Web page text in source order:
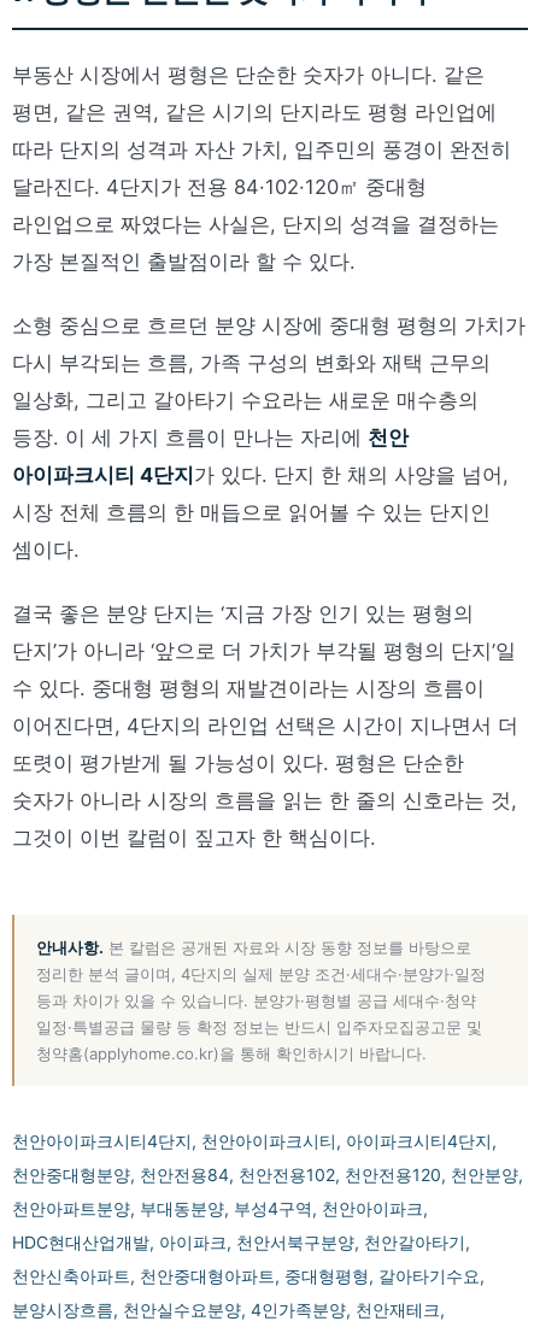
부동산 시장에서 평형은 단순한 숫자가 아니다. 같은
평면, 같은 권역, 같은 시기의 단지라도 평형 라인업에
따라 단지의 성격과 자산 가치, 입주민의 풍경이 완전히
달라진다. 4단지가 전용 84·102·120㎡ 중대형
라인업으로 짜였다는 사실은, 단지의 성격을 결정하는
가장 본질적인 출발점이라 할 수 있다.
소형 중심으로 흐르던 분양 시장에 중대형 평형의 가치가
다시 부각되는 흐름, 가족 구성의 변화와 재택 근무의
일상화, 그리고 갈아타기 수요라는 새로운 매수층의
등장. 이 세 가지 흐름이 만나는 자리에 천안
아이파크시티 4단지 가 있다. 단지 한 채의 사양을 넘어,
시장 전체 흐름의 한 매듭으로 읽어볼 수 있는 단지인
셈이다.
결국 좋은 분양 단지는 ‘지금 가장 인기 있는 평형의
단지’가 아니라 ‘앞으로 더 가치가 부각될 평형의 단지’일
수 있다. 중대형 평형의 재발견이라는 시장의 흐름이
이어진다면, 4단지의 라인업 선택은 시간이 지나면서 더
또렷이 평가받게 될 가능성이 있다. 평형은 단순한
숫자가 아니라 시장의 흐름을 읽는 한 줄의 신호라는 것,
그것이 이번 칼럼이 짚고자 한 핵심이다.
안내사항. 본 칼럼은 공개된 자료와 시장 동향 정보를 바탕으로
정리한 분석 글이며, 4단지의 실제 분양 조건·세대수·분양가·일정
등과 차이가 있을 수 있습니다. 분양가·평형별 공급 세대수·청약
일정·특별공급 물량 등 확정 정보는 반드시 입주자모집공고문 및
청약홈(applyhome.co.kr)을 통해 확인하시기 바랍니다.
천안아이파크시티4단지, 천안아이파크시티, 아이파크시티4단지,
천안중대형분양, 천안전용84, 천안전용102, 천안전용120, 천안분양,
천안아파트분양, 부대동분양, 부성4구역, 천안아이파크,
HDC현대산업개발, 아이파크, 천안서북구분양, 천안갈아타기,
천안신축아파트, 천안중대형아파트, 중대형평형, 갈아타기수요,
분양시장흐름, 천안실수요분양, 4인가족분양, 천안재테크,